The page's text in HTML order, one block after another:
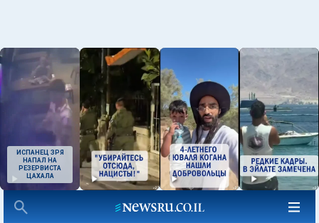
ИСПАНЕЦ ЗРЯ
НАПАЛ НА
РЕЗЕРВИСТА
ЦАХАЛА